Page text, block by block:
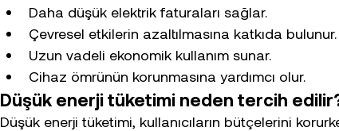
Daha düşük elektrik faturaları sağlar.
Çevresel etkilerin azaltılmasına katkıda bulunur.
Uzun vadeli ekonomik kullanım sunar.
Cihaz ömrünün korunmasına yardımcı olur.
Düşük enerji tüketimi neden tercih
Düşük enerji tüketimi, kullanıcıların bütçelerini